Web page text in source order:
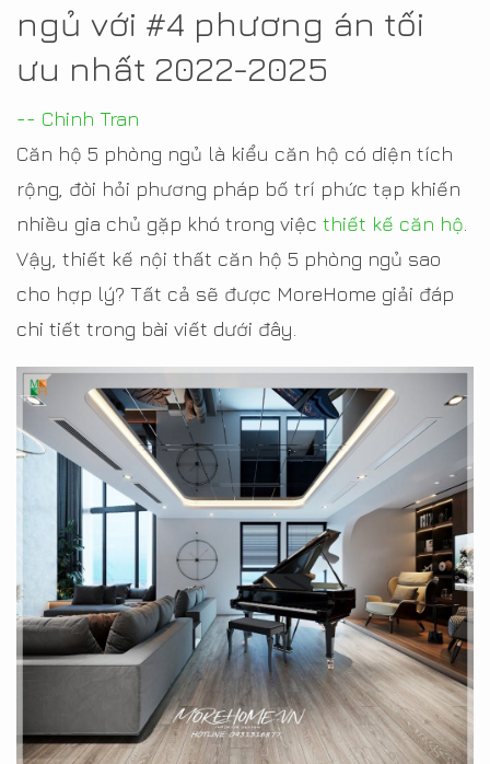
ngủ với #4 phương án tối
ưu nhất 2022-2025
-- Chinh Tran
Căn hộ 5 phòng ngủ là kiểu căn hộ có diện tích
rộng, đòi hỏi phương pháp bố trí phức tạp khiến
nhiều gia chủ gặp khó trong việc thiết kế căn hộ
Vậy, thiết kế nội thất căn hộ 5 phòng ngủ sao
cho hợp lý? Tất cả sẽ được MoreHome giải đáp
chi tiết trong bài viết dưới đây.